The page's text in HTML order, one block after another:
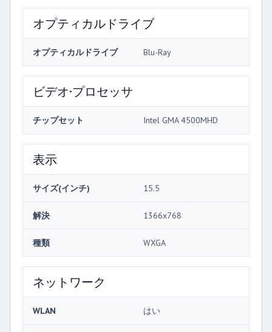
オプティカルドライブ
オプティカルドライブ Blu-Ray
ビデオ·プロセッサ
チップセット Intel GMA 4500MHD
表示
サイズ(インチ) 15.5
解決 1366x768
種類 WXGA
ネットワーク
WLAN はい